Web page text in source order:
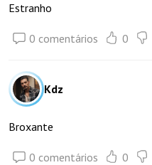
Estranho
0 comentários 0
Kdz
Broxante
0 comentários 0